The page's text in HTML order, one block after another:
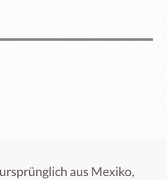
aus Mexiko,